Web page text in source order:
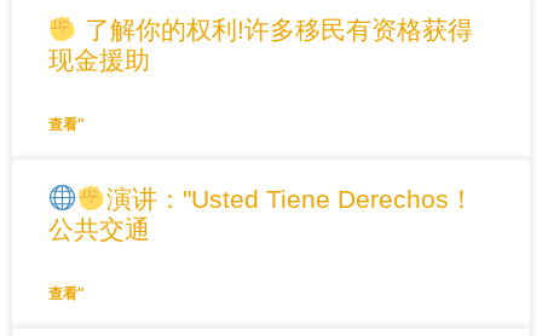
了解你的权利!许多移民有资格获得
现金援助
查看"
演讲："Usted Tiene Derechos！
公共交通
查看"